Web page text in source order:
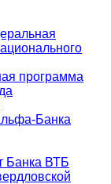
программа
Банка
Банка ВТБ